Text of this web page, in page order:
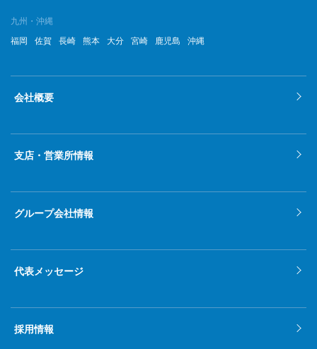
九州・沖縄
福岡
佐賀 長崎 熊本 大分 宮崎 鹿児島 沖縄
会社概要
支店・営業所情報
グループ会社情報
代表メッセージ
採用情報